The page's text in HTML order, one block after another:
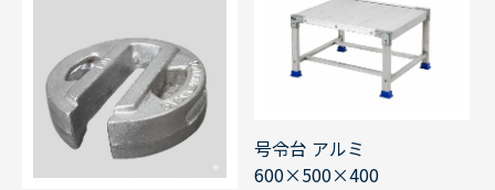
号令台 アルミ
600×500×400